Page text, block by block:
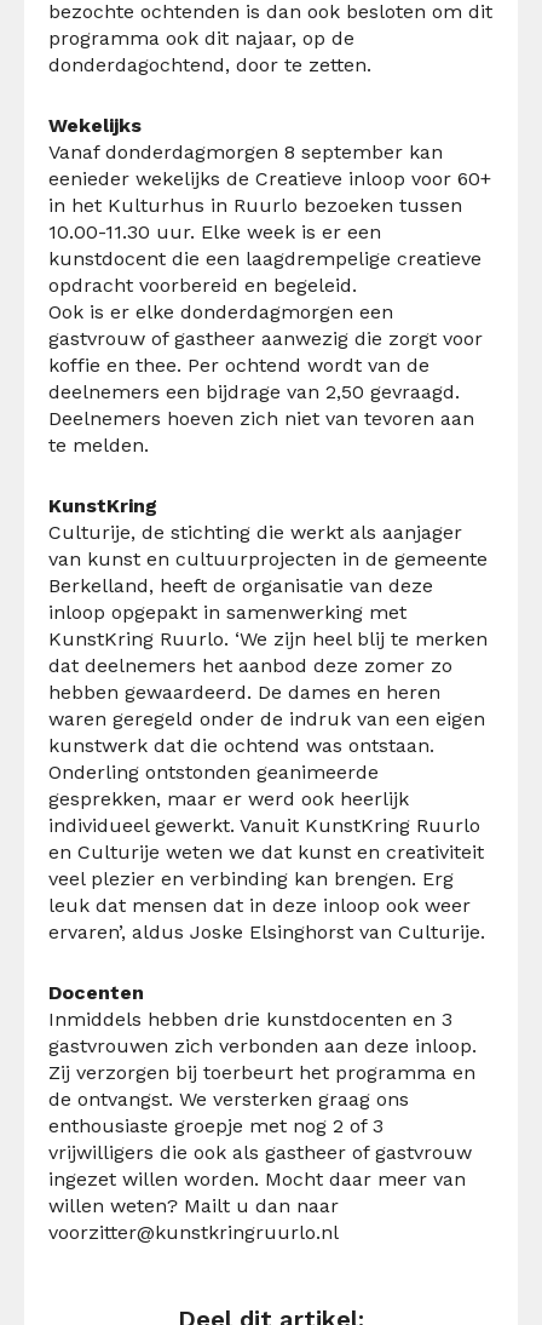
bezochte ochtenden is dan ook besloten om dit
programma ook dit najaar, op de
donderdagochtend, door te zetten.
Wekelijks
Vanaf donderdagmorgen 8 september kan
eenieder wekelijks de Creatieve inloop voor 60+
in het Kulturhus in Ruurlo bezoeken tussen
10.00-11.30 uur. Elke week is er een
kunstdocent die een laagdrempelige creatieve
opdracht voorbereid en begeleid.
Ook is er elke donderdagmorgen een
gastvrouw of gastheer aanwezig die zorgt voor
koffie en thee. Per ochtend wordt van de
deelnemers een bijdrage van 2,50 gevraagd.
Deelnemers hoeven zich niet van tevoren aan
te melden.
KunstKring
Culturije, de stichting die werkt als aanjager
van kunst en cultuurprojecten in de gemeente
Berkelland, heeft de organisatie van deze
inloop opgepakt in samenwerking met
KunstKring Ruurlo. ‘We zijn heel blij te merken
dat deelnemers het aanbod deze zomer zo
hebben gewaardeerd. De dames en heren
waren geregeld onder de indruk van een eigen
kunstwerk dat die ochtend was ontstaan.
Onderling ontstonden geanimeerde
gesprekken, maar er werd ook heerlijk
individueel gewerkt. Vanuit KunstKring Ruurlo
en Culturije weten we dat kunst en creativiteit
veel plezier en verbinding kan brengen. Erg
leuk dat mensen dat in deze inloop ook weer
ervaren’, aldus Joske Elsinghorst van Culturije.
Docenten
Inmiddels hebben drie kunstdocenten en 3
gastvrouwen zich verbonden aan deze inloop.
Zij verzorgen bij toerbeurt het programma en
de ontvangst. We versterken graag ons
enthousiaste groepje met nog 2 of 3
vrijwilligers die ook als gastheer of gastvrouw
ingezet willen worden. Mocht daar meer van
willen weten? Mailt u dan naar
voorzitter@kunstkringruurlo.nl
Deel dit artikel: